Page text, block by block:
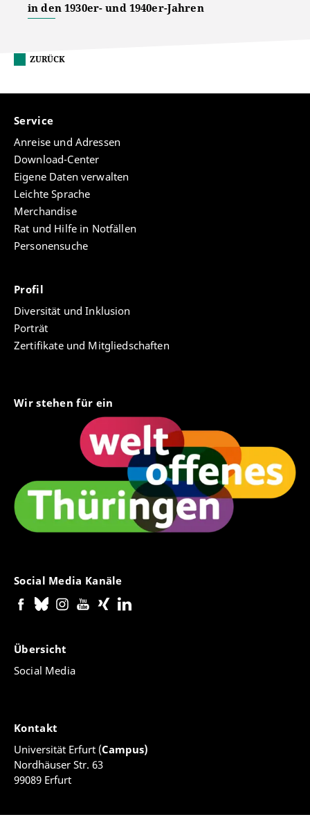
in den 1930er- und 1940er-Jahren
ZURÜCK
Service
Anreise und Adressen
Download-Center
Eigene Daten verwalten
Leichte Sprache
Merchandise
Rat und Hilfe in Notfällen
Personensuche
Profil
Diversität und Inklusion
Porträt
Zertifikate und Mitgliedschaften
Wir stehen für ein
Social Media Kanäle
Übersicht
Social Media
Kontakt
Universität Erfurt (Campus)
Nordhäuser Str. 63
99089 Erfurt